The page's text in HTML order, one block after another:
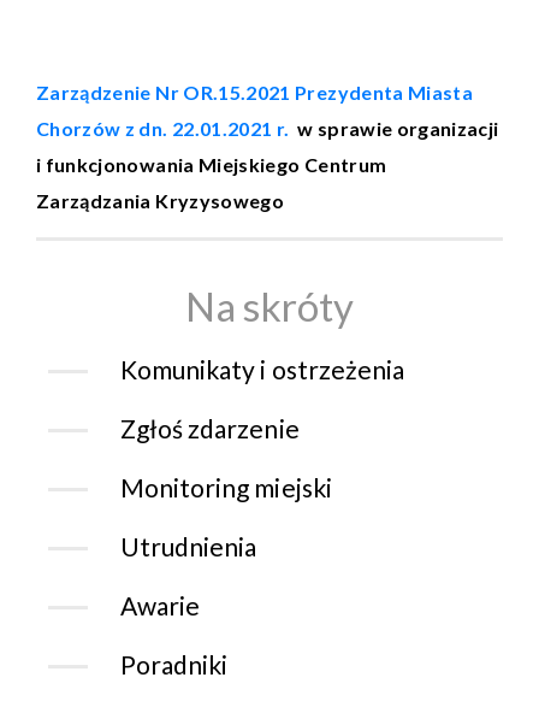
Zarządzenie Nr OR.15.2021 Prezydenta Miasta
Chorzów z dn. 22.01.2021 r. w sprawie organizacji
i funkcjonowania Miejskiego Centrum
Zarządzania Kryzysowego
Na skróty
Komunikaty i ostrzeżenia
Zgłoś zdarzenie
Monitoring miejski
Utrudnienia
Awarie
Poradniki